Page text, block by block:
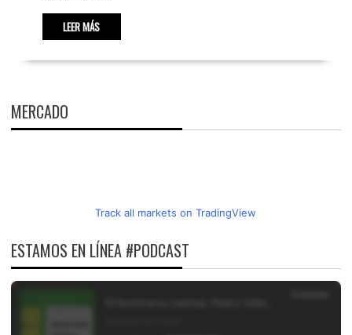
LEER MÁS
MERCADO
Track all markets on TradingView
ESTAMOS EN LÍNEA #PODCAST